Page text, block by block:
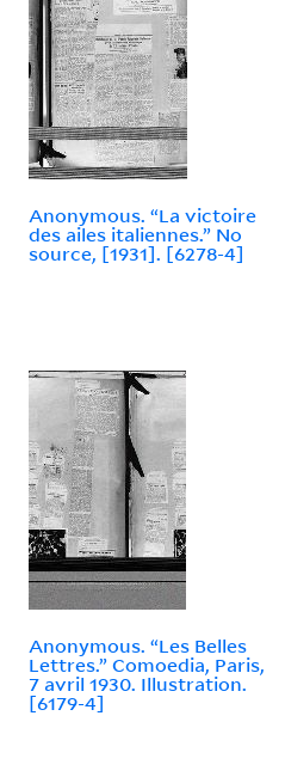
Anonymous. “La victoire
des ailes italiennes.” No
source, [1931]. [6278-4]
Anonymous. “Les Belles
Lettres.” Comoedia, Paris,
7 avril 1930. Illustration.
[6179-4]